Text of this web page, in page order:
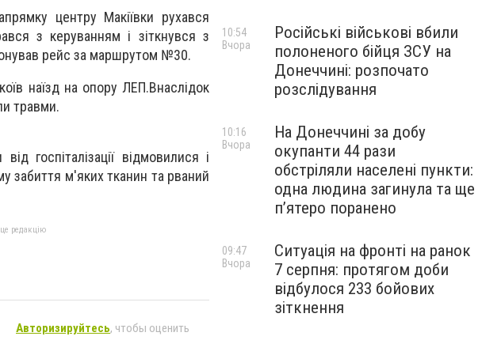
центру Макіївки рухався
з керуванням і зіткнувся з
рейс за маршрутом №30.
наїзд на опору ЛЕП.Внаслідок
травми.
від госпіталізації відмовилися і
забиття м'яких тканин та рваний
редакцію
Авторизируйтесь, чтобы оценить
Російські військові вбили
полоненого бійця ЗСУ на
Донеччині: розпочато
розслідування
10:54
Вчора
На Донеччині за добу
окупанти 44 рази
обстріляли населені пункти:
одна людина загинула та ще
пʼятеро поранено
10:16
Вчора
Ситуація на фронті на ранок
7 серпня: протягом доби
відбулося 233 бойових
зіткнення
09:47
Вчора